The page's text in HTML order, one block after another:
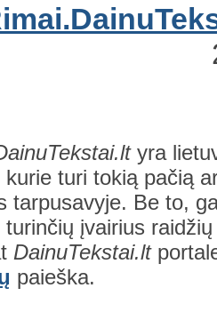
yra
kurie turi tokią pačią
tarpusavyje. Be to,
turinčių įvairius
DainuTekstai.lt
paieška.